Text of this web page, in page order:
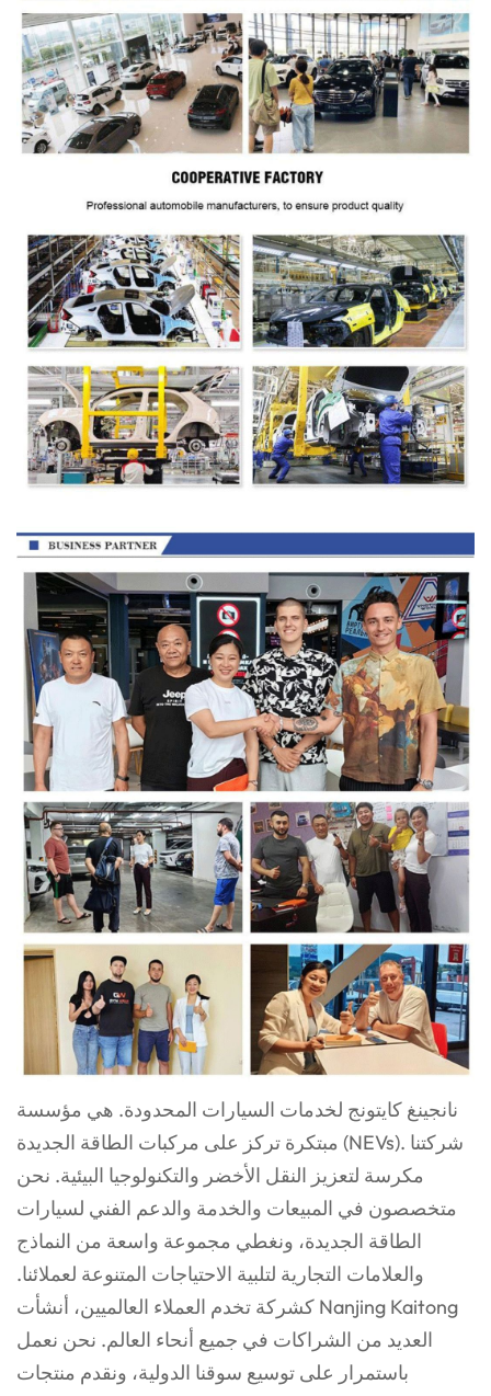
نانجينغ كايتونج لخدمات السيارات المحدودة. هي مؤسسة
مبتكرة تركز على مركبات الطاقة الجديدة (NEVs). شركتنا
مكرسة لتعزيز النقل الأخضر والتكنولوجيا البيئية. نحن
متخصصون في المبيعات والخدمة والدعم الفني لسيارات
الطاقة الجديدة، ونغطي مجموعة واسعة من النماذج
والعلامات التجارية لتلبية الاحتياجات المتنوعة لعملائنا.
كشركة تخدم العملاء العالميين، أنشأت Nanjing Kaitong
العديد من الشراكات في جميع أنحاء العالم. نحن نعمل
باستمرار على توسيع سوقنا الدولية، ونقدم منتجات